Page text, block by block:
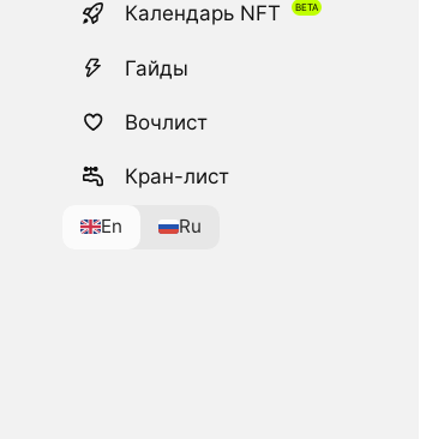
Календарь NFT
Гайды
Вочлист
Кран-лист
En Ru